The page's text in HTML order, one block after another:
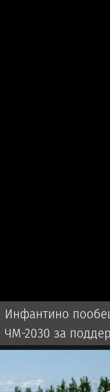
Инфантино
ЧМ-2030 за